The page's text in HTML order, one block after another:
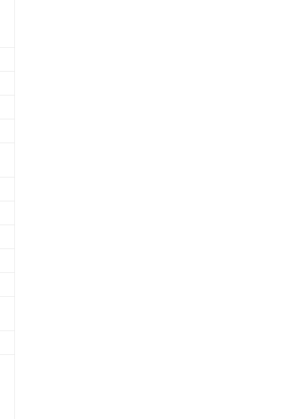
点での社内データに基づき作成されるも
は異なる場合があることをご了承くださ
お客様担当のオムロン制御機器販売店・
に漏洩または開示しないようお願いしま
くには、I-Webメンバーズにご登録され
について、当社および当社の共同利用者
必要な範囲で利用することをご了承くだ
しています。
ます。
非含有を証明するものではありません。
のことがない限り、2022年1月12日よ
を示します。
とを示します。
ポリ臭化ジフェニルエーテル類) : 1000ppm、
フタル酸ブチルベンジル) : 1000ppm、
します。
環境に深刻な影響を及ぼさない年数を意
またはその他武器並びにこれらの製造装
び3の内容を当該第三者に通知します。
するおそれがある場合は、取り引きをい
、またはお客様担当のオムロン制御
種